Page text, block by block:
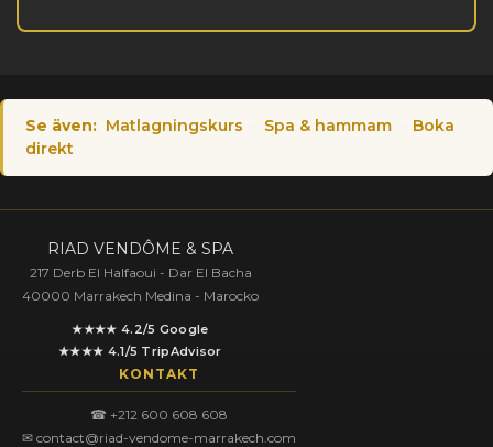
Se även: Matlagningskurs Spa & hammam
Boka
direkt
RIAD VENDÔME & SPA
217 Derb El Halfaoui - Dar El Bacha
40000 Marrakech Medina - Marocko
★★★★ 4.2/5 Google
★★★★ 4.1/5 TripAdvisor
KONTAKT
☎ +212 600 608 608
✉ contact@riad-vendome-marrakech.com